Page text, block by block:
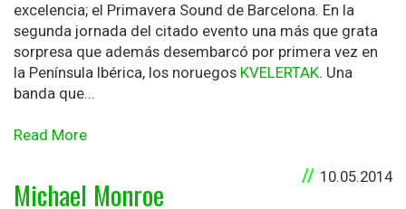
excelencia; el Primavera Sound de Barcelona. En la
segunda jornada del citado evento una más que grata
sorpresa que además desembarcó por primera vez en
la Península Ibérica, los noruegos KVELERTAK. Una
banda que...
Read More
10.05.2014
Michael Monroe